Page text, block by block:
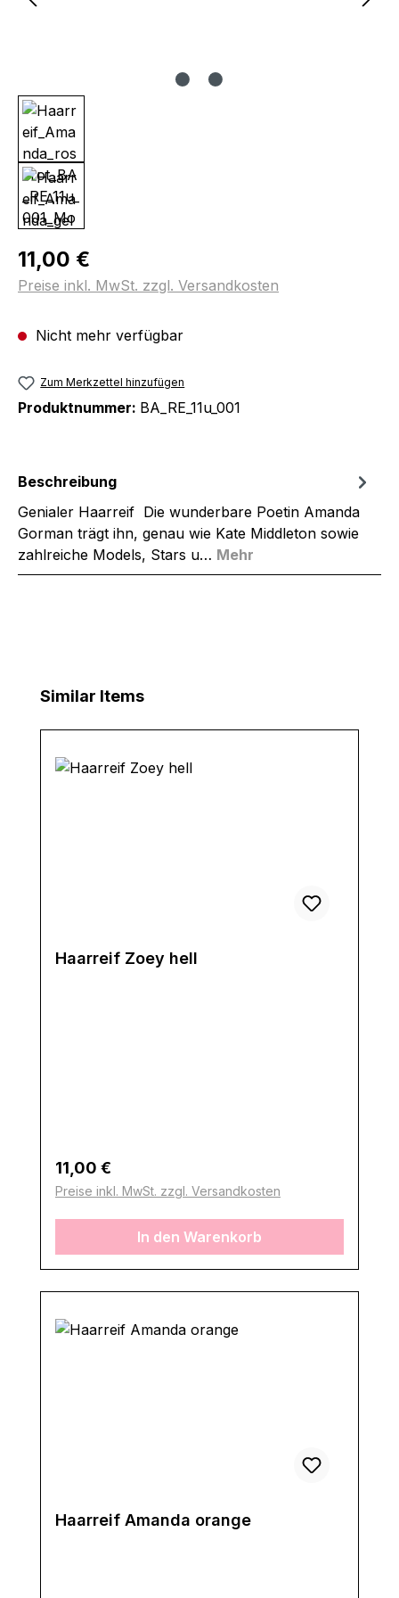
Regulärer Preis:
11,00 €
Preise inkl. MwSt. zzgl. Versandkosten
Nicht mehr verfügbar
Zum Merkzettel hinzufügen
Produktnummer: BA_RE_11u_001
Beschreibung
Genialer Haarreif Die wunderbare Poetin Amanda
Gorman trägt ihn, genau wie Kate Middleton sowie
zahlreiche Models, Stars u… Mehr
Produktgalerie überspringen
Similar Items
Haarreif Zoey hell
Regulärer Preis:
11,00 €
Preise inkl. MwSt. zzgl. Versandkosten
In den Warenkorb
Haarreif Amanda orange